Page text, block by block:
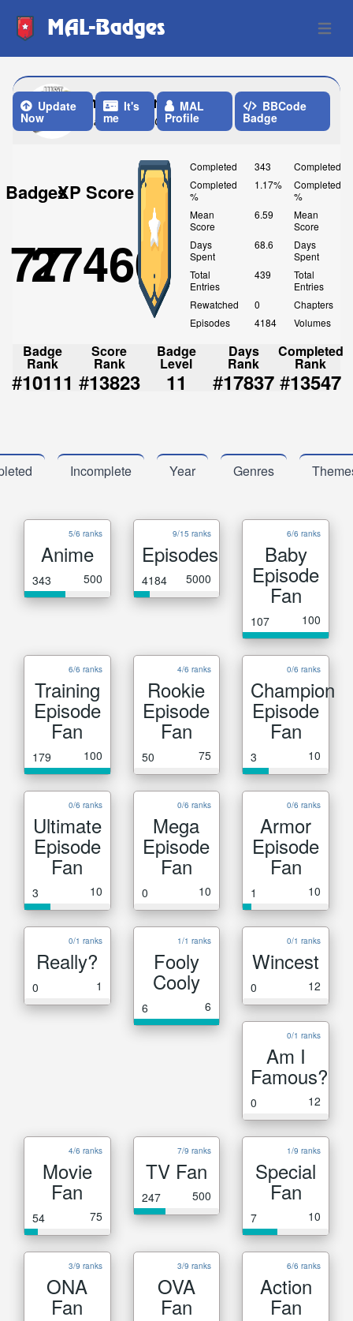
MAL-Badges Open
humblebrag
Last Update: One Month ago
Update
Now
It's
me
MAL
Profile
BBCode
Badge
Badges
77
XP Score
27460
Completed
343
Completed
%
1.17%
Mean
Score
6.59
Days
Spent
68.6
Total
Entries
439
Rewatched
0
Episodes
4184
Completed
Completed
%
Mean
Score
Days
Spent
Total
Entries
Chapters
Volumes
Badge
Rank
#10111
Score
Rank
#13823
Badge
Level
11
Days
Rank
#17837
Completed
Rank
#13547
Incomplete Year Genres
5/6 ranks
Anime
343 500
9/15 ranks
Episodes
4184 5000
6/6 ranks
Baby
Episode
Fan
107 100
6/6 ranks
Training
Episode
Fan
179 100
4/6 ranks
Rookie
Episode
Fan
50 75
0/6 ranks
Champion
Episode
Fan
3 10
0/6 ranks
Ultimate
Episode
Fan
3 10
0/6 ranks
Mega
Episode
Fan
0 10
0/6 ranks
Armor
Episode
Fan
1 10
0/1 ranks
Really?
0 1
1/1 ranks
Fooly
Cooly
6 6
0/1 ranks
Wincest
0 12
0/1 ranks
Am I
Famous?
0 12
4/6 ranks
Movie
Fan
54 75
7/9 ranks
TV Fan
247 500
1/9 ranks
Special
Fan
7 10
3/9 ranks
ONA
Fan
3/9 ranks
OVA
Fan
6/6 ranks
Action
Fan